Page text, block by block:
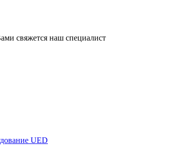
свяжется наш специалист
UED